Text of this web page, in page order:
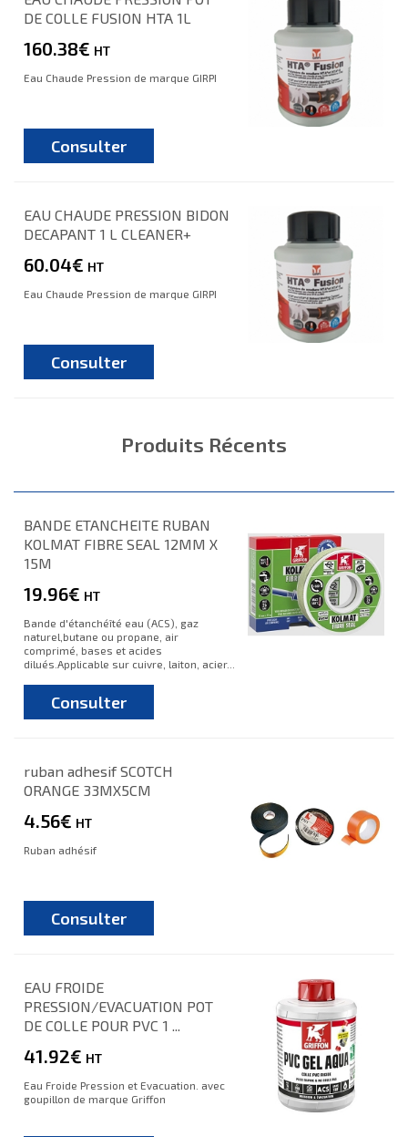
DE COLLE FUSION HTA 1L
160.38€ HT
Eau Chaude Pression de marque GIRPI
Consulter
EAU CHAUDE PRESSION BIDON
DECAPANT 1 L CLEANER+
60.04€ HT
Eau Chaude Pression de marque GIRPI
Consulter
Produits Récents
BANDE ETANCHEITE RUBAN
KOLMAT FIBRE SEAL 12MM X
15M
19.96€ HT
Bande d'étanchéîté eau (ACS), gaz
naturel,butane ou propane, air
comprimé, bases et acides
dilués.Applicable sur cuivre, laiton, acier...
Consulter
ruban adhesif SCOTCH
ORANGE 33MX5CM
4.56€ HT
Ruban adhésif
Consulter
EAU FROIDE
PRESSION/EVACUATION POT
DE COLLE POUR PVC 1 ...
41.92€ HT
Eau Froide Pression et Evacuation. avec
goupillon de marque Griffon